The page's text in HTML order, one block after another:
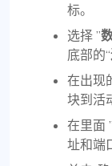
标。
选择 ”
底部的“
在出现
块到活
在里面 ”
址和端